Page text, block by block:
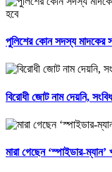
পুলিশের কোন সদস্য মাদকের
বিরোধী জোট নাম দেয়নি,
মারা গেছেন ‘স্পাইডার-ম্যান’